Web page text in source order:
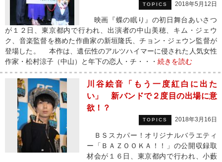
TOPICS 2018年5月12日
映画『蝶の眠り』の初日舞台あいさつ
が１２日、東京都内で行われ、出演者の中山美穂、キム・ジェウ
ク、音楽監督を務めた作曲家の新垣隆氏、チョン・ジェウン監督が
登場した。 本作は、遺伝性のアルツハイマーに侵された人気女性
作家・松村涼子（中山）と年下の恋人・チ・・・ 続きを読む
川谷絵音「もう一度紅白に出た
い」 新バンドで２度目の出場に意
欲！？
TOPICS 2018年3月16日
ＢＳスカパー！オリジナルバラエティ
ー「ＢＡＺＯＯＫＡ！！」の公開収録取
材会が１６日、東京都内で行われ、小藪